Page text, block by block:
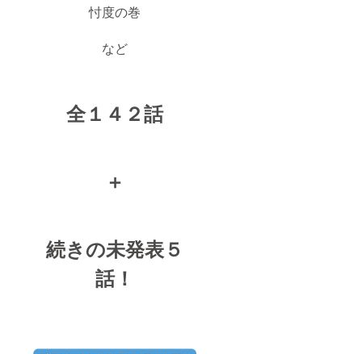
忖度の巻
など
全１４２話
＋
続きの未発表５
話！